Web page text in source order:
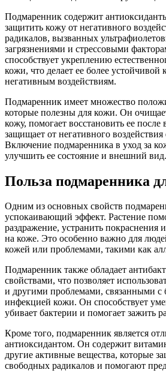
Подмаренник содержит
защитить кожу от негативного
радикалов, вызванных
загрязнениями и стрессовыми
способствует укреплению
кожи, что делает ее более устойчивой
негативным воздействиям.
Подмаренник имеет множество
которые полезны для кожи. Он
кожу, помогает восстановить ее после
защищает от негативного
Включение подмаренника в уход за
улучшить ее состояние и внешний вид.
Польза подмаренника
Одним из основных свойств
успокаивающий эффект. Растение
раздражение, устранить покраснения
на коже. Это особенно важно для
кожей или проблемами, такими как
Подмаренник также обладает
свойствами, что позволяет
и другими проблемами, связанными с
инфекцией кожи. Он способствует
убивает бактерии и помогает зажить
Кроме того, подмаренник является
антиоксидантом. Он содержит
другие активные вещества, которые
свободных радикалов и помогают